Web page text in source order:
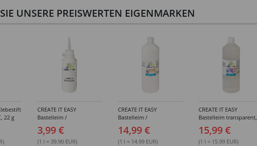
UNSERE PREISWERTEN EIGENMARKEN
22 g
CREATE IT EASY
Bastelleim /
Buchbinderleim, 100 ml
3,99 €
(1 l = 39.90 EUR)
CREATE IT EASY
Bastelleim /
Buchbinderleim, 1000 ml
14,99 €
(1 l = 14.99 EUR)
CREATE IT EASY
Bastelleim transparent,
ohne Lösungsmittel,
1000 ml
15,99 €
(1 l = 15.99 EUR)